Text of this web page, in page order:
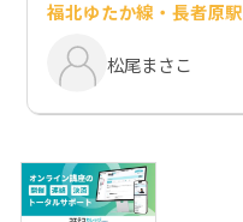
福北ゆたか線・長者原駅
松尾まさこ